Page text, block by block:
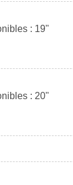
: 19"
: 20"